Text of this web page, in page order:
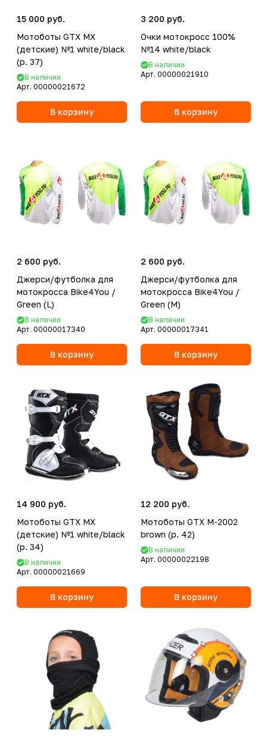
15 000 руб.
Мотоботы GTX MX
(детские) №1 white/black
(р. 37)
В наличии
Арт. 00000021672
В корзину
3 200 руб.
Очки мотокросс 100%
№14 white/black
В наличии
Арт. 00000021910
В корзину
2 600 руб.
Джерси/футболка для
мотокросса Bike4You /
Green (L)
В наличии
Арт. 00000017340
В корзину
2 600 руб.
Джерси/футболка для
мотокросса Bike4You /
Green (M)
В наличии
Арт. 00000017341
В корзину
14 900 руб.
Мотоботы GTX MX
(детские) №1 white/black
(р. 34)
В наличии
Арт. 00000021669
В корзину
12 200 руб.
Мотоботы GTX M-2002
brown (р. 42)
В наличии
Арт. 00000022198
В корзину